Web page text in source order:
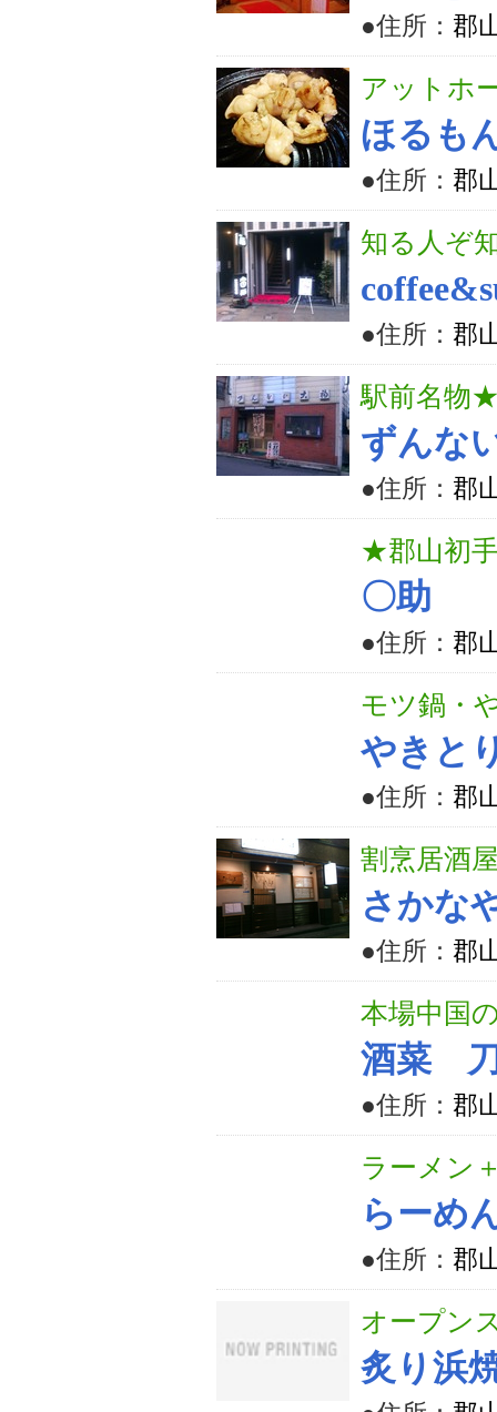
●住所： 郡
アットホ
ほるも
●住所： 郡
知る人ぞ
●住所： 郡
駅前名物
ずんな
●住所： 郡
★郡山初
〇助
●住所： 郡
モツ鍋・
やきと
●住所： 郡
割烹居酒
さかな
●住所： 郡
本場中国
酒菜
●住所： 郡
ラーメン
らーめ
●住所： 郡
オープン
炙り浜